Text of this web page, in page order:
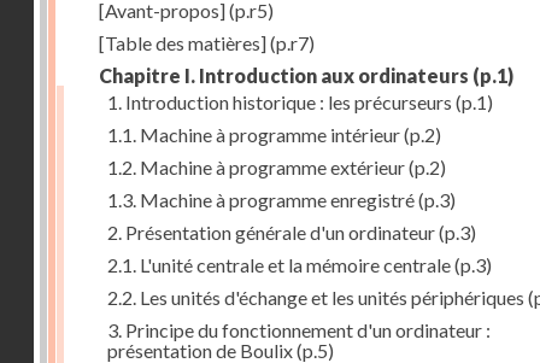
[Avant-propos](p.r5)
[Table des matières](p.r7)
Chapitre I. Introduction aux ordinateurs (p.1)
1. Introduction historique : les précurseurs (p.1)
1.1. Machine à programme intérieur(p.2)
1.2. Machine à programme extérieur(p.2)
1.3. Machine à programme enregistré(p.3)
2. Présentation générale d'un ordinateur(p.3)
2.1. L'unité centrale et la mémoire centrale(p.3)
2.2. Les unités d'échange et les unités périphériques
3. Principe du fonctionnement d'un ordinateur :
présentation de Boulix(p.5)